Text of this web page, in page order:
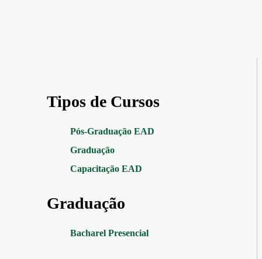
Tipos de Cursos
Pós-Graduação EAD
Graduação
Capacitação EAD
Graduação
Bacharel Presencial